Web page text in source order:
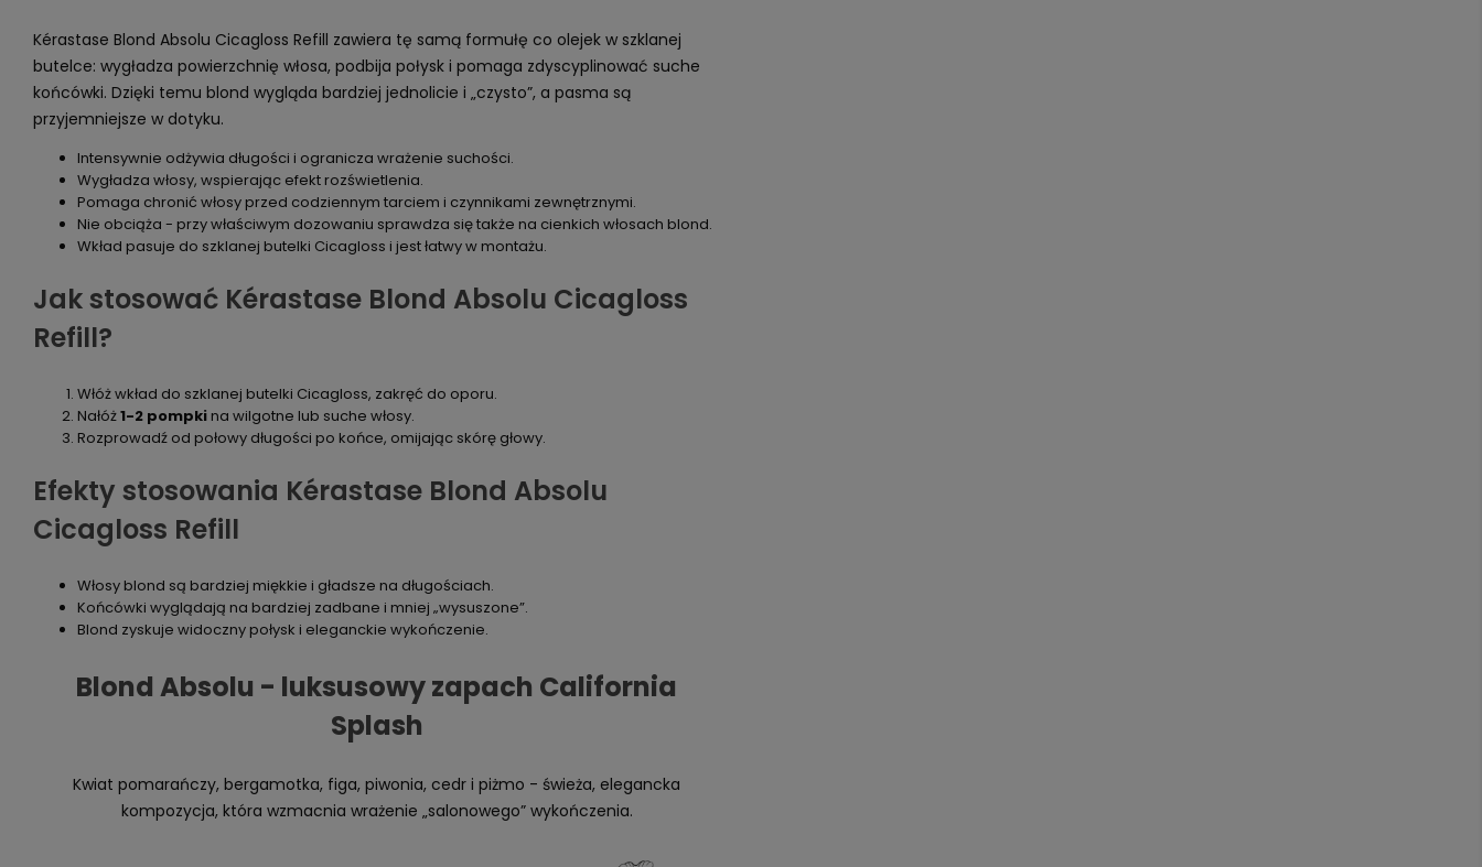
Kérastase Blond Absolu Cicagloss Refill zawiera tę samą formułę co olejek w szklanej
butelce: wygładza powierzchnię włosa, podbija połysk i pomaga zdyscyplinować suche
końcówki. Dzięki temu blond wygląda bardziej jednolicie i „czysto”, a pasma są
przyjemniejsze w dotyku.
Intensywnie odżywia długości i ogranicza wrażenie suchości.
Wygładza włosy, wspierając efekt rozświetlenia.
Pomaga chronić włosy przed codziennym tarciem i czynnikami zewnętrznymi.
Nie obciąża - przy właściwym dozowaniu sprawdza się także na cienkich włosach blond.
Wkład pasuje do szklanej butelki Cicagloss i jest łatwy w montażu.
Jak stosować Kérastase Blond Absolu Cicagloss
Refill?
Włóż wkład do szklanej butelki Cicagloss, zakręć do oporu.
Nałóż1-2 pompkina wilgotne lub suche włosy.
Rozprowadź od połowy długości po końce, omijając skórę głowy.
Efekty stosowania Kérastase Blond Absolu
Cicagloss Refill
Włosy blond są bardziej miękkie i gładsze na długościach.
Końcówki wyglądają na bardziej zadbane i mniej „wysuszone”.
Blond zyskuje widoczny połysk i eleganckie wykończenie.
Blond Absolu - luksusowy zapach California
Splash
Kwiat pomarańczy, bergamotka, figa, piwonia, cedr i piżmo - świeża, elegancka
kompozycja, która wzmacnia wrażenie „salonowego” wykończenia.